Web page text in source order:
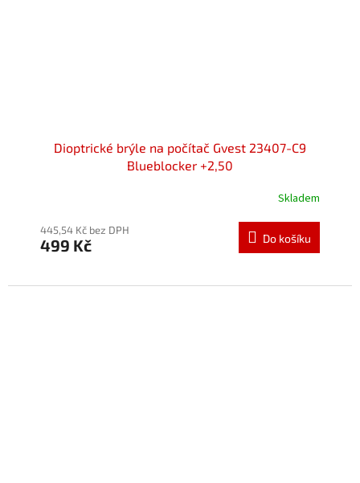
Dioptrické brýle na počítač Gvest 23407-C9
Blueblocker +2,50
Skladem
445,54 Kč bez DPH
499 Kč Do košíku